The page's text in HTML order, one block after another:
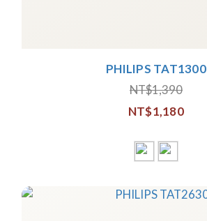
PHILIPS TAT1300
NT$1,390
NT$1,180